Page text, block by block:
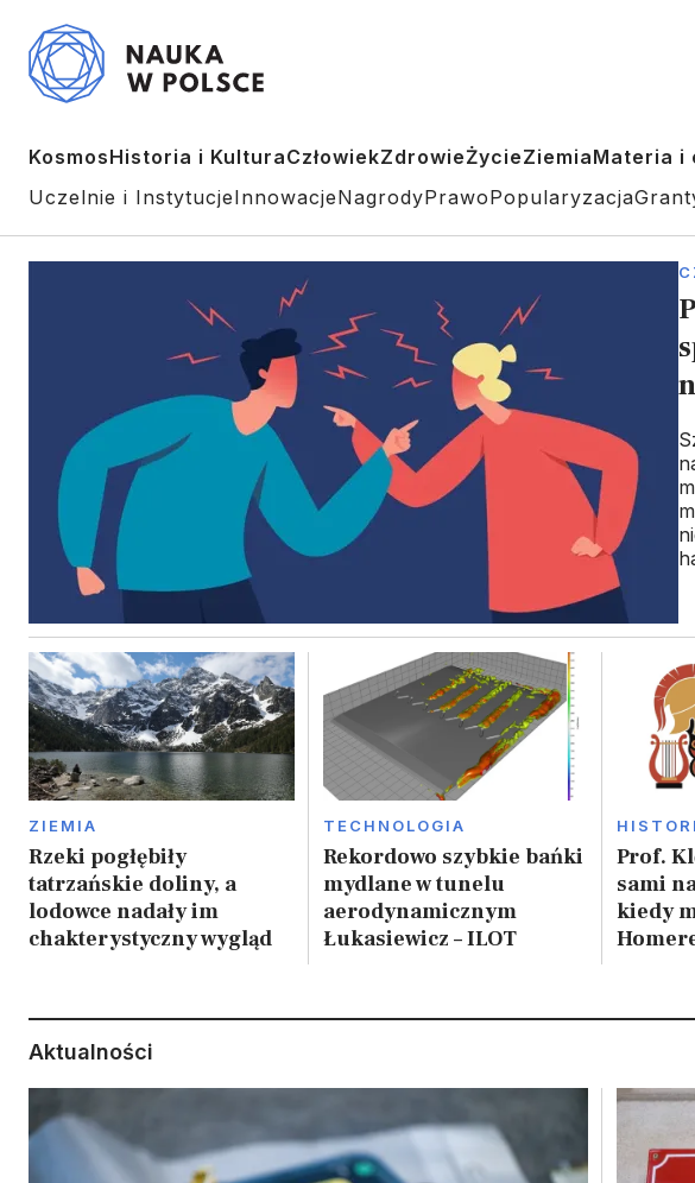
KosmosHistoria i KulturaCzłowiekZdrowieŻycieZiemiaMateria i
Uczelnie i InstytucjeInnowacjeNagrodyPrawoPopularyzacja
ZIEMIA
Rzeki pogłębiły
tatrzańskie doliny, a
lodowce nadały im
chakterystyczny wygląd
TECHNOLOGIA
Rekordowo szybkie bańki
mydlane w tunelu
aerodynamicznym
Łukasiewicz – ILOT
Prof.
sami
kiedy
Aktualności